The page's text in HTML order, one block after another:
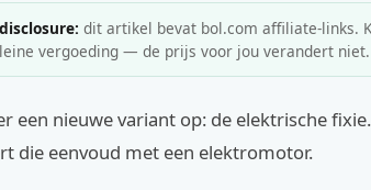
dit artikel bevat bol.com affiliate-links.
vergoeding — de prijs voor jou verandert niet.
een nieuwe variant op: de elektrische
die eenvoud met een elektromotor.